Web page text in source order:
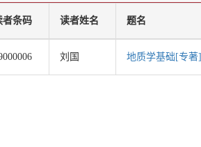
者条码 读者姓名 题名
刘国 地质学基础[专著]